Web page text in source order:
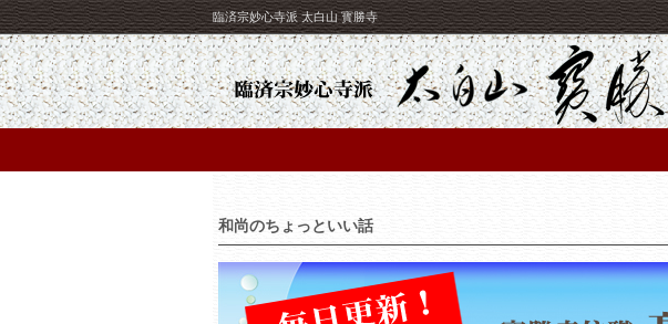
臨済宗妙心寺派 太白山 寳勝寺
和尚のちょっといい話